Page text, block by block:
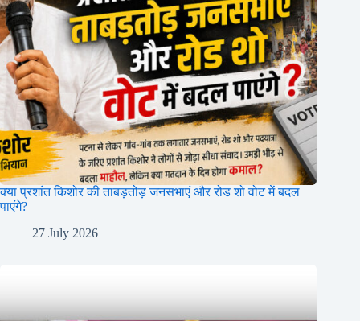
क्या प्रशांत किशोर की ताबड़तोड़ जनसभाएं और रोड शो वोट में बदल
पाएंगे?
27 July 2026